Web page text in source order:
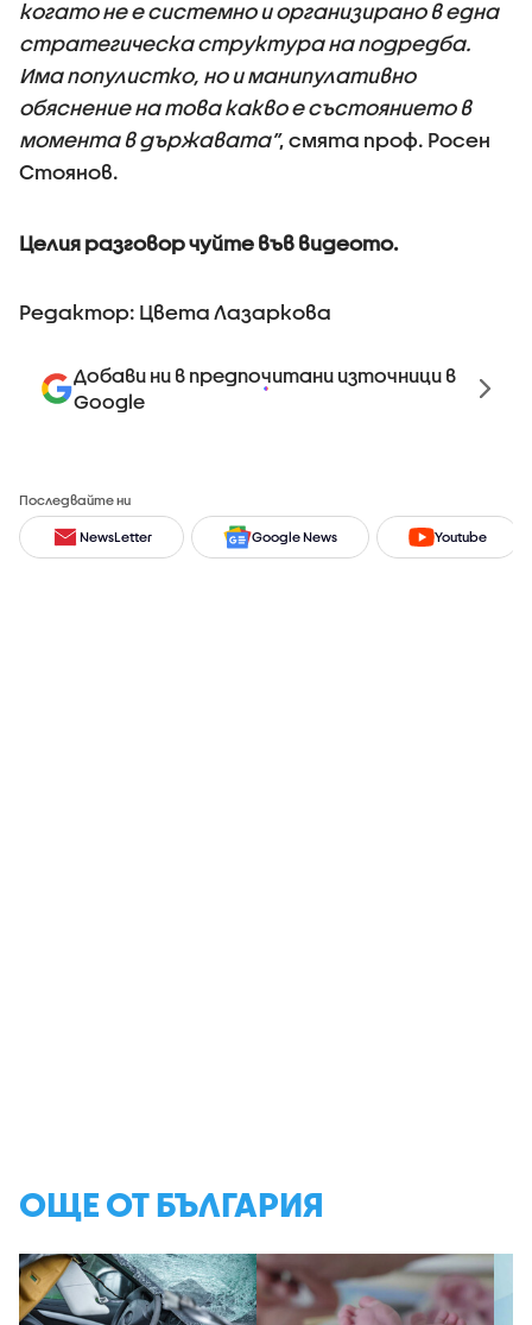
когато не е системно и организирано в една
стратегическа структура на подредба.
Има популистко, но и манипулативно
обяснение на това какво е състоянието в
момента в държавата”, смята проф. Росен
Стоянов.
Целия разговор чуйте във видеото.
Редактор: Цвета Лазаркова
Добави ни в предпочитани източници в
Google
Последвайте ни
NewsLetter Google News Youtube
ОЩЕ ОТ БЪЛГАРИЯ